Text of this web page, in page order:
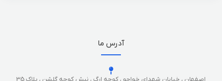
آدرس ما
اصفهان ، خیابان شهدای خواجو ، کوچه ارگ ، نبش کوچه گلشن ، پلاک 35